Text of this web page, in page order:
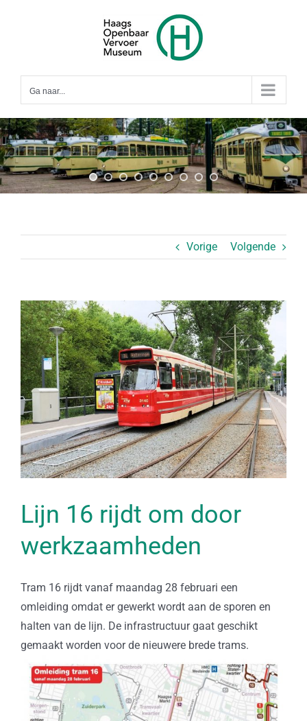
Ga naar...
Vorige Volgende
Bekijk
grotere
afbeelding
Lijn 16 rijdt om door
werkzaamheden
Tram 16 rijdt vanaf maandag 28 februari een
omleiding omdat er gewerkt wordt aan de sporen en
halten van de lijn. De infrastructuur gaat geschikt
gemaakt worden voor de nieuwere brede trams.